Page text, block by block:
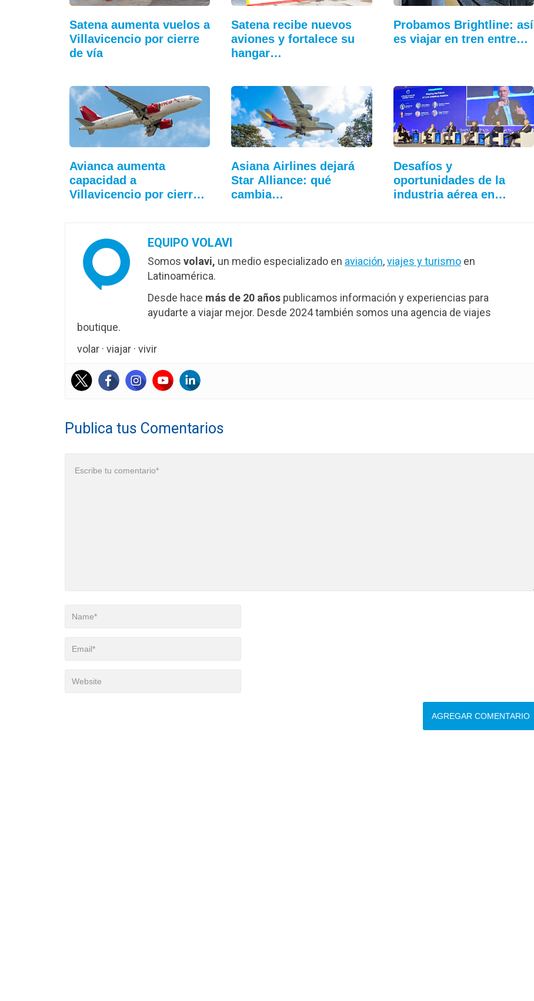
Satena aumenta vuelos a
Villavicencio por cierre
de vía
Satena recibe nuevos
aviones y fortalece su
hangar…
Probamos Brightline: así
es viajar en tren entre…
Avianca aumenta
capacidad a
Villavicencio por cierre
Asiana Airlines dejará
Star Alliance: qué
cambia…
Desafíos y
oportunidades de la
industria aérea en…
EQUIPO VOLAVI
Somos volavi, un medio especializado en aviación,viajes y turismo en
Latinoamérica.
Desde hace más de 20 años publicamos información y experiencias para
ayudarte a viajar mejor. Desde 2024 también somos una agencia de viajes
boutique.
volar · viajar · vivir
Publica tus Comentarios